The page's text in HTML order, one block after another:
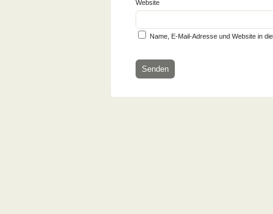
Website
Name, E-Mail-Adresse und Website in